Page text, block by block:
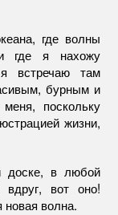
где волны
где я нахожу
встречаю там
бурным и
поскольку
жизни,
доске, в любой
вот оно!
новая волна.